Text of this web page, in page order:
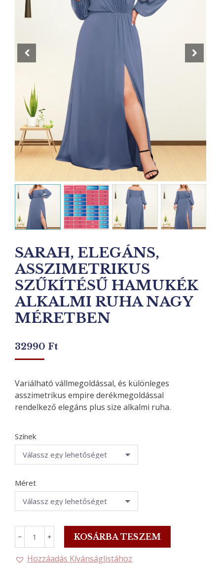
SARAH, ELEGÁNS,
ASSZIMETRIKUS
SZŰKÍTÉSŰ HAMUKÉK
ALKALMI RUHA NAGY
MÉRETBEN
32990 Ft
Variálható vállmegoldással, és különleges
asszimetrikus empire derékmegoldással
rendelkező elegáns plus size alkalmi ruha.
Színek
Méret
elegáns,
asszimetrikus
﹣ ﹢ KOSÁRBA TESZEM
Hozzáadás Kívánságlistához